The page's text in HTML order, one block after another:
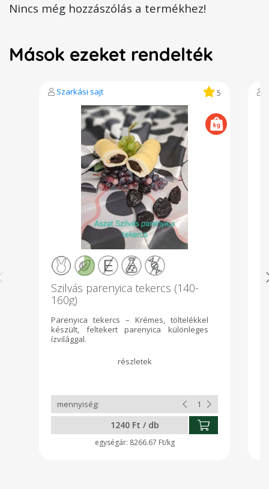
Nincs még hozzászólás a termékhez!
Mások ezeket rendelték
Szarkási sajt 5
Szilvás parenyica tekercs (140-
160g)
Parenyica tekercs – Krémes, töltelékkel
készült, feltekert parenyica különleges
ízvilággal.
1240 Ft / db
8266.67 Ft/kg